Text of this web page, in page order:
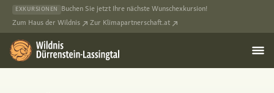
EXKURSIONEN
Buchen Sie jetzt Ihre nächste Wunschexkursion!
Zum Haus der Wildnis
Zur Klimapartnerschaft.at